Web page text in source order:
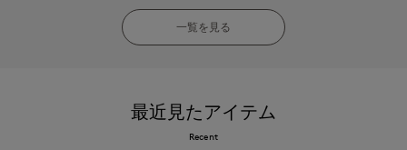
一覧を見る
最近見たアイテム
Recent